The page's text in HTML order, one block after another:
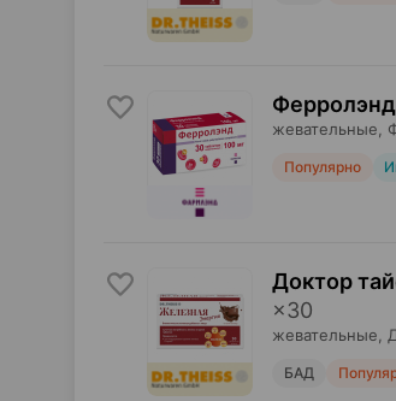
жевательные,
Популярно
Доктор
×30
жевательные,
БАД